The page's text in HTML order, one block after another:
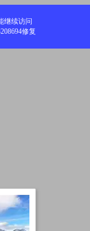
继续访问
修复